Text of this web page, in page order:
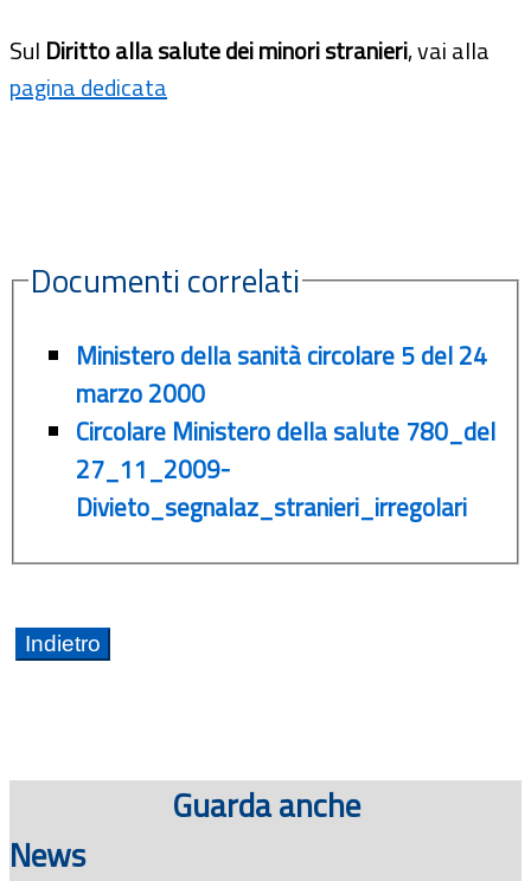
Sul Diritto alla salute dei minori stranieri, vai alla
pagina dedicata
Documenti correlati
Ministero della sanità circolare 5 del 24
marzo 2000
Circolare Ministero della salute 780_del
27_11_2009-
Divieto_segnalaz_stranieri_irregolari
Guarda anche
News